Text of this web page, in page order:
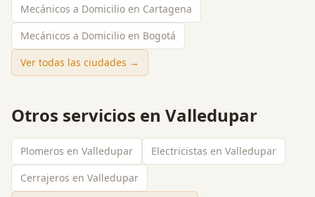
Mecánicos a Domicilio en Cartagena
Mecánicos a Domicilio en Bogotá
Ver todas las ciudades →
Otros servicios en Valledupar
Plomeros en Valledupar
Electricistas en Valledupar
Cerrajeros en Valledupar